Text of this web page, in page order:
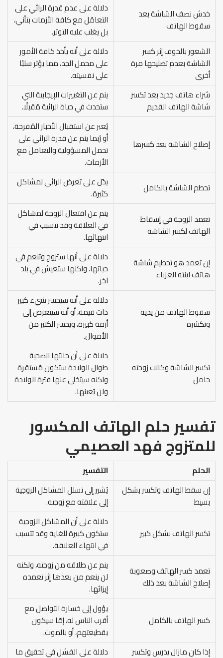
خدش نصف الشاشة بعد
سقوط الهاتف
دلالة على عدم قدرة الرائي على
التعامُل مع كافة الأزمات بتأني،
بل يغلب عليه التوتر.
الشعور بالخوف إثر كسر
الشاشة بعدم تصليحها مرة
أخرى
دلالة على أنه يأخذ كافة الأمور
على محمل الجد، مما يؤثر سلبًا
على نفسيته.
شراء هاتف جديد بعد تكسر
شاشة الهاتف القديم
ينم عن التغييرات الإيجابية التي
ستحدث في حياة الرائية مُقبلًا.
إصلاح الشاشة بعد كسرها
يُعبر عن استقبال الأخبار المُفرحة،
أو رُبما ينم عن قدرة الرائي على
تحمل المسؤولية والتعامل مع
الأزمات.
تحطم الشاشة بالكامل
يدُل على تعرض الرائي لمشاكل
كثيرة.
تعمد الزوجة في إسقاط
الهاتف لكسر الشاشة
ينم عن افتعال الزوجة لمشاكل
في العلاقة وقد تتسبب في
انتهائها.
إن تعمد هو تحطيم شاشة
هاتف ابنته العزباء
دلالة على أنها ستزوج وتنعم في
حياتها، ولكنها ستعيش في بلد
آخر.
سقوط الهاتف من يديه
وتكسُره
دلالة على أنه سيخسر شيء كبير
ذات قيمة، أو أنه سيتعرض إلى
أزمة كبيرة، ويخسر الكثير من
الأموال.
تكسر الشاشة وكانت زوجته
حامل
دلالة على أن حالتها الصحية
طوال الولادة ستكون مُستقرة
ولكنه سيتخلى عنها فترة الولادة
ولن يُعينها.
تفسير حلم الهاتف المكسور
للمتزوج فهد العصيمي
الحلم
التفسير
إن سقط الهاتف وتكسر بشكل
بسيط
يُشير إلى تسلل المشاكل الزوجية
إلى علاقته مع زوجته.
تكسر الهاتف بشكل كبير
دلالة على أن المشاكل الزوجية
ستكون كبيرة للغاية وقد تتسبب
في انتهاء العلاقة.
تعمد كسر الهاتف وصعوبة
إصلاح الشاشة بعد ذلك
ينم عن طلاقه من زوجته، ولكنه
لن ينعم من بعدها إثر تعمده
إيزائها.
كسر الهاتف بالكامل
يؤول إلى خسارة التواصل مع
أقرب الناس له، إمّا سيكون
بقطيعتهم، أو بالموت.
إذا كان مازال يدرس وتكسر
دلالة على الفشل في تحقيق ما